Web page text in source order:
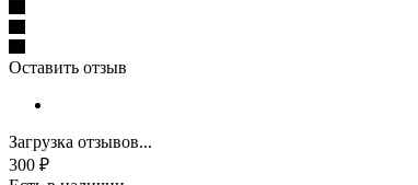
Оставить отзыв
Загрузка отзывов...
300 ₽